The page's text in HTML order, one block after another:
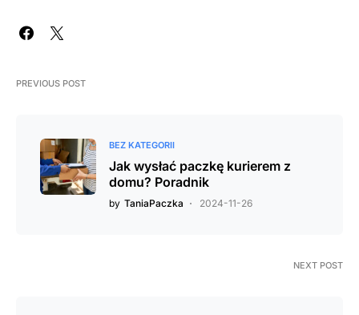
PREVIOUS POST
BEZ KATEGORII
Jak wysłać paczkę kurierem z
domu? Poradnik
by TaniaPaczka 2024-11-26
NEXT POST